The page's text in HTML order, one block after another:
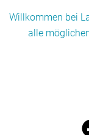
Willkommen bei
alle